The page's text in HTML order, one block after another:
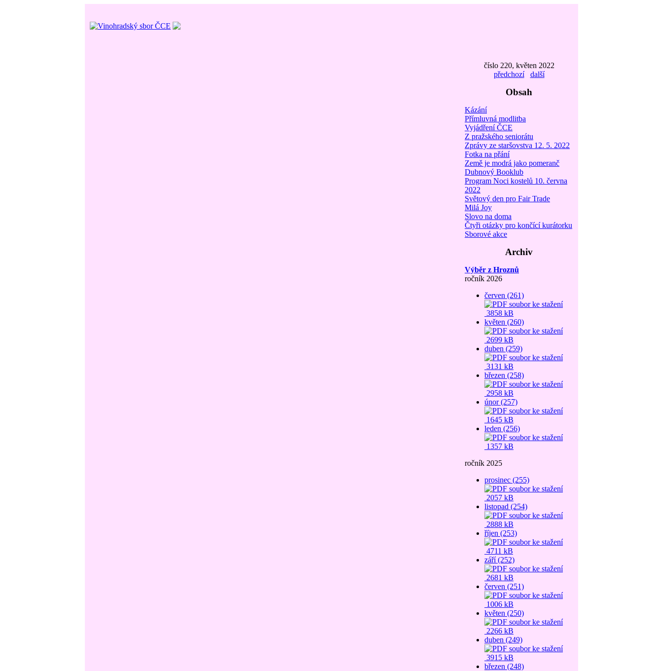
číslo 220, květen 2022
předchozí
další
Obsah
Kázání
Přímluvná modlitba
Vyjádření ČCE
Z pražského seniorátu
Zprávy ze staršovstva 12. 5. 2022
Fotka na přání
Země je modrá jako pomeranč
Dubnový Booklub
Program Noci kostelů 10. června
2022
Světový den pro Fair Trade
Milá Joy
Slovo na doma
Čtyři otázky pro končící kurátorku
Sborové akce
Archiv
Výběr z Hroznů
ročník 2026
červen (261)
3858 kB
květen (260)
2699 kB
duben (259)
3131 kB
březen (258)
2958 kB
únor (257)
1645 kB
leden (256)
1357 kB
ročník 2025
prosinec (255)
2057 kB
listopad (254)
2888 kB
říjen (253)
4711 kB
září (252)
2681 kB
červen (251)
1006 kB
květen (250)
2266 kB
duben (249)
3915 kB
březen (248)